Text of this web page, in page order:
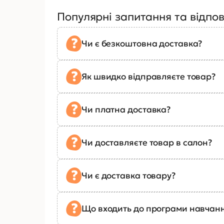
Популярні запитання та
Чи є безкоштовна доставка?
Як швидко відправляєте товар?
Чи платна доставка?
Чи доставляєте товар в салон?
Чи є доставка товару?
Що входить до програми